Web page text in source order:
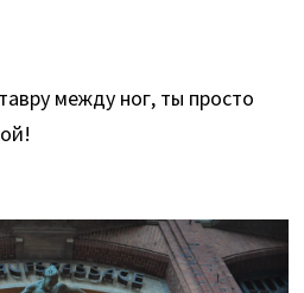
между ног, ты просто